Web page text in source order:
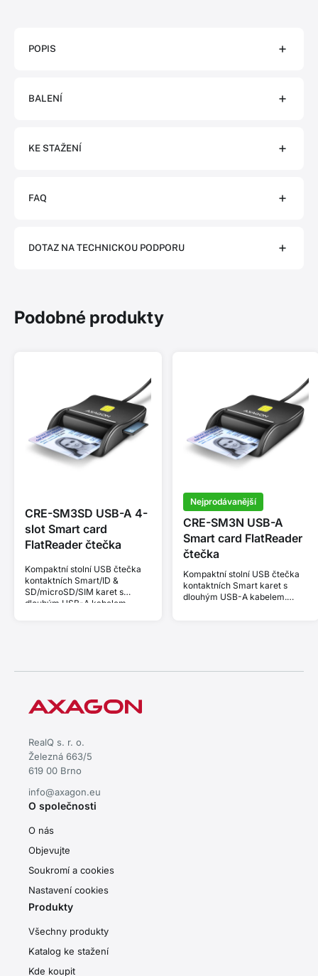
POPIS
BALENÍ
KE STAŽENÍ
FAQ
DOTAZ NA TECHNICKOU PODPORU
Podobné produkty
CRE-SM3SD USB-A 4-
slot Smart card
FlatReader čtečka
Kompaktní stolní USB čtečka
kontaktních Smart/ID &
SD/microSD/SIM karet s
dlouhým USB-A kabelem.
Nejprodávanější
CRE-SM3N USB-A
Smart card FlatReader
čtečka
Kompaktní stolní USB čtečka
kontaktních Smart karet s
dlouhým USB-A kabelem.
RealQ s. r. o.
Železná 663/5
619 00 Brno
info@axagon.eu
O společnosti
O nás
Objevujte
Soukromí a cookies
Nastavení cookies
Produkty
Všechny produkty
Katalog ke stažení
Kde koupit